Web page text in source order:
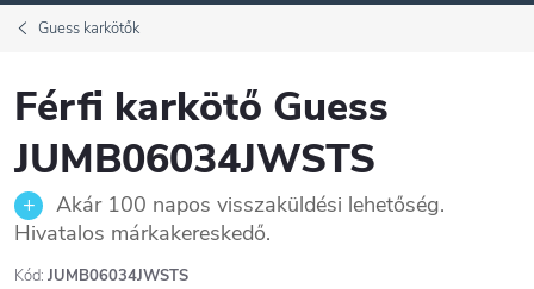
Guess karkötők
Férfi karkötő Guess
JUMB06034JWSTS
Akár 100 napos visszaküldési lehetőség.
Hivatalos márkakereskedő.
Kód: JUMB06034JWSTS